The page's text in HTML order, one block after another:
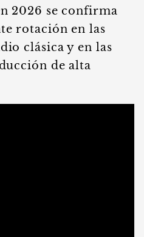
2026 se confirma
rotación en las
clásica y en las
de alta